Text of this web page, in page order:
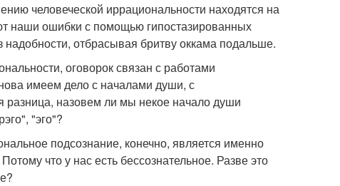
человеческой иррациональности находятся на
наши ошибки с помощью гипостазированных
отбрасывая бритву оккама подальше.
оговорок связан с работами
имеем дело с началами души, с
разница, назовем ли мы некое начало души
"эго"?
подсознание, конечно, является именно
что у нас есть бессознательное. Разве это